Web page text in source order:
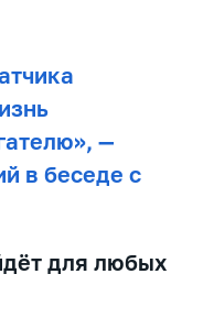
—
в беседе с
для любых